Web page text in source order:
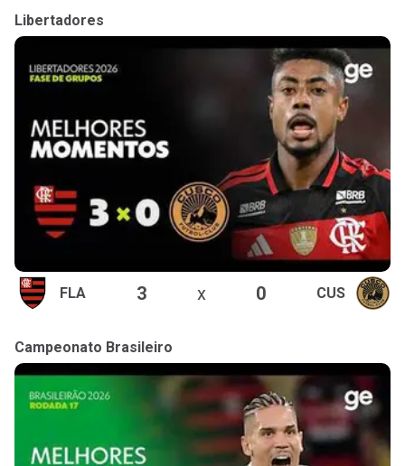
Libertadores
FLA 3 x 0 CUS
Campeonato Brasileiro